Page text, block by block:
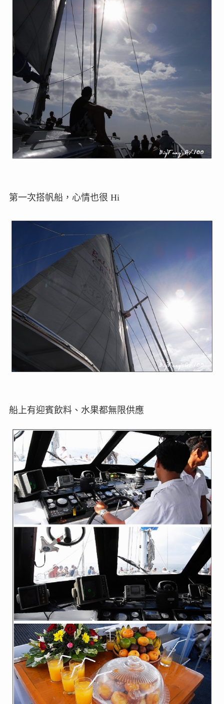
第一次搭帆船，心情也很 Hi
船上有迎賓飲料、水果都無限供應